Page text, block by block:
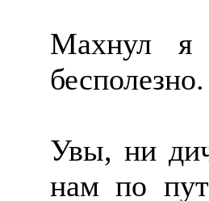
Махнул я
Увы, ни
нам по